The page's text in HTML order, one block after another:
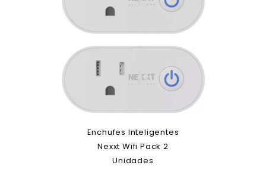
Enchufes Inteligentes
Nexxt Wifi Pack 2
Unidades